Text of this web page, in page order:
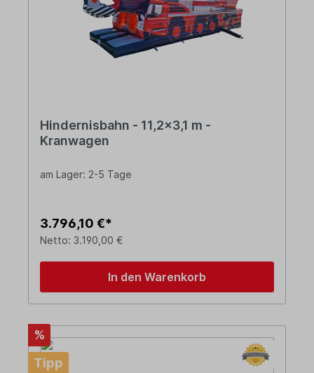
Hindernisbahn - 11,2x3,1 m -
Kranwagen
am Lager: 2-5 Tage
3.796,10 €*
Netto: 3.190,00 €
In den Warenkorb
%
Tipp